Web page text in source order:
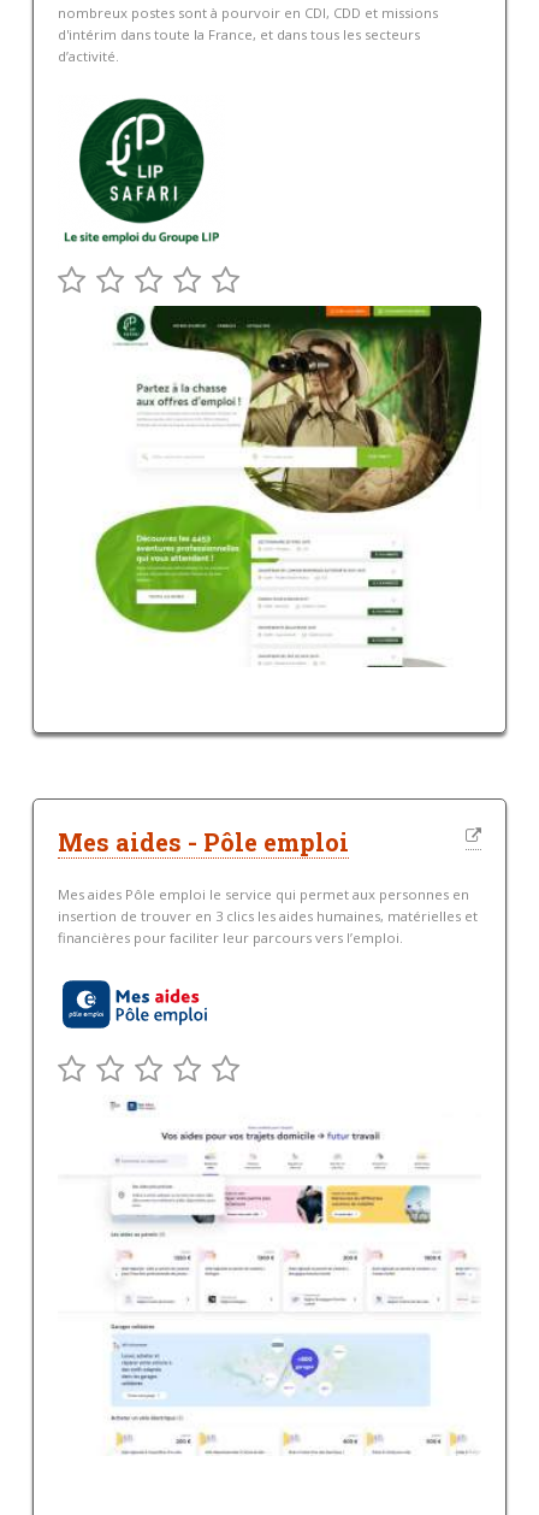
nombreux postes sont à pourvoir en CDI, CDD et missions
d'intérim dans toute la France, et dans tous les secteurs
d’activité.
Mes aides - Pôle emploi
Mes aides Pôle emploi le service qui permet aux personnes en
insertion de trouver en 3 clics les aides humaines, matérielles et
financières pour faciliter leur parcours vers l’emploi.